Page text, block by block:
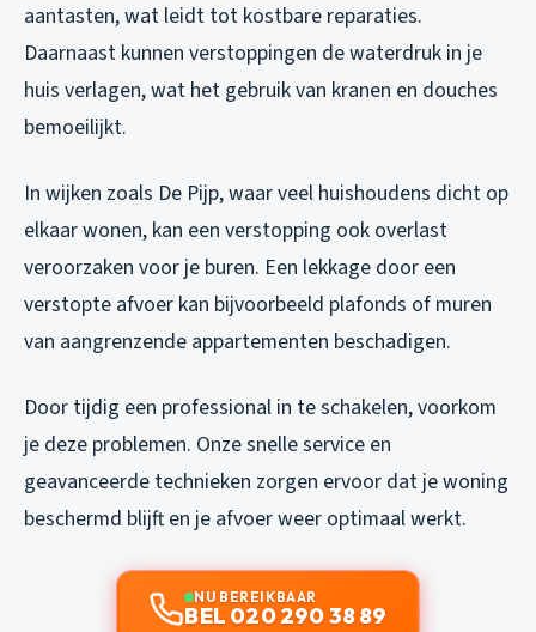
aantasten, wat leidt tot kostbare reparaties.
Daarnaast kunnen verstoppingen de waterdruk in je
huis verlagen, wat het gebruik van kranen en douches
bemoeilijkt.
In wijken zoals De Pijp, waar veel huishoudens dicht op
elkaar wonen, kan een verstopping ook overlast
veroorzaken voor je buren. Een lekkage door een
verstopte afvoer kan bijvoorbeeld plafonds of muren
van aangrenzende appartementen beschadigen.
Door tijdig een professional in te schakelen, voorkom
je deze problemen. Onze snelle service en
geavanceerde technieken zorgen ervoor dat je woning
beschermd blijft en je afvoer weer optimaal werkt.
NU BEREIKBAAR
BEL 020 290 38 89